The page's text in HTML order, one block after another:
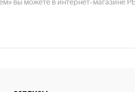
вы можете в интернет-магазине